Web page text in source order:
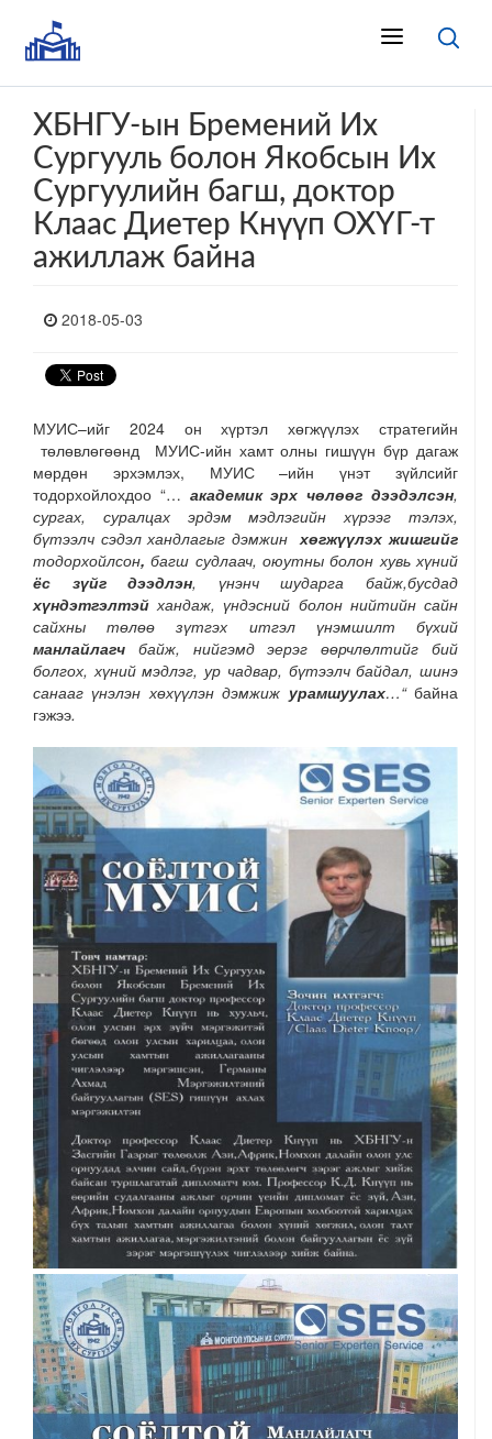
ХБНГУ-ын Бремений Их
Сургууль болон Якобсын Их
Сургуулийн багш, доктор
Клаас Диетер Кнүүп ОХҮГ-т
ажиллаж байна
2018-05-03
МУИС–ийг 2024 он хүртэл хөгжүүлэх стратегийн
төлөвлөгөөнд МУИС-ийн хамт олны гишүүн бүр дагаж
мөрдөн эрхэмлэх, МУИС –ийн үнэт зүйлсийг
тодорхойлохдоо “… академик эрх чөлөөг дээдэлсэн,
сургах, суралцах эрдэм мэдлэгийн хүрээг тэлэх,
бүтээлч сэдэл хандлагыг дэмжинхөгжүүлэх жишгийг
тодорхойлсон,багш судлаач, оюутны болон хувь хүний
ёс зүйг
дээдлэн, үнэнч шударга байж,бусдад
хүндэтгэлтэйхандаж, үндэсний болон нийтийн сайн
сайхны төлөө зүтгэх итгэл үнэмшилт бүхий
манлайлагч байж, нийгэмд эерэг өөрчлөлтийг бий
болгох, хүний мэдлэг, ур чадвар, бүтээлч байдал, шинэ
санааг үнэлэн хөхүүлэн дэмжиж урамшуулах…“байна
гэжээ.